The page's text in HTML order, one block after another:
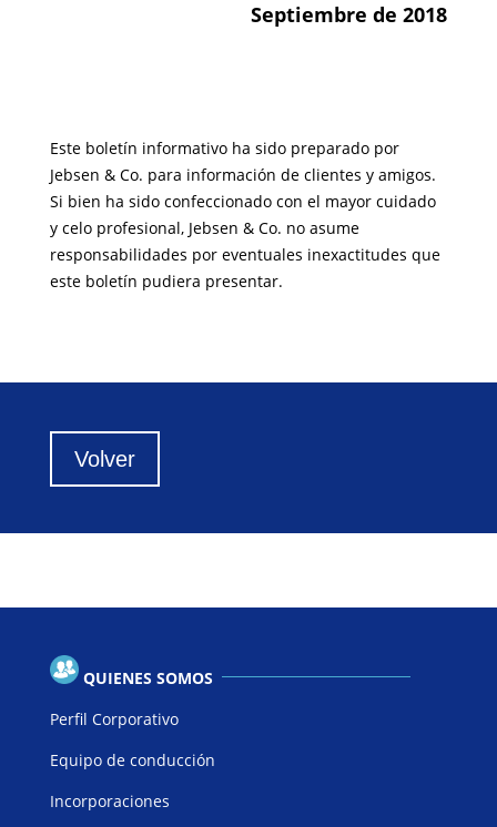
Septiembre de 2018
Este boletín informativo ha sido preparado por
Jebsen & Co. para información de clientes y amigos.
Si bien ha sido confeccionado con el mayor cuidado
y celo profesional, Jebsen & Co. no asume
responsabilidades por eventuales inexactitudes que
este boletín pudiera presentar.
Volver
QUIENES SOMOS
Perfil Corporativo
Equipo de conducción
Incorporaciones